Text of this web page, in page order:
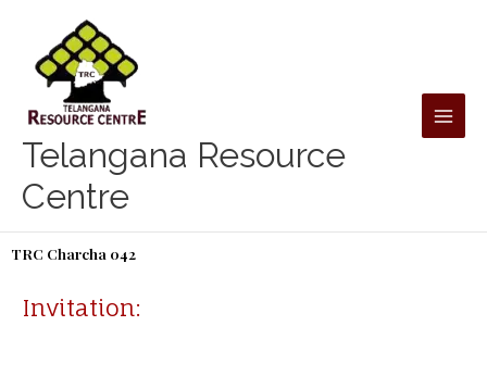
content
Telangana Resource
Centre
TRC Charcha 042
Invitation: